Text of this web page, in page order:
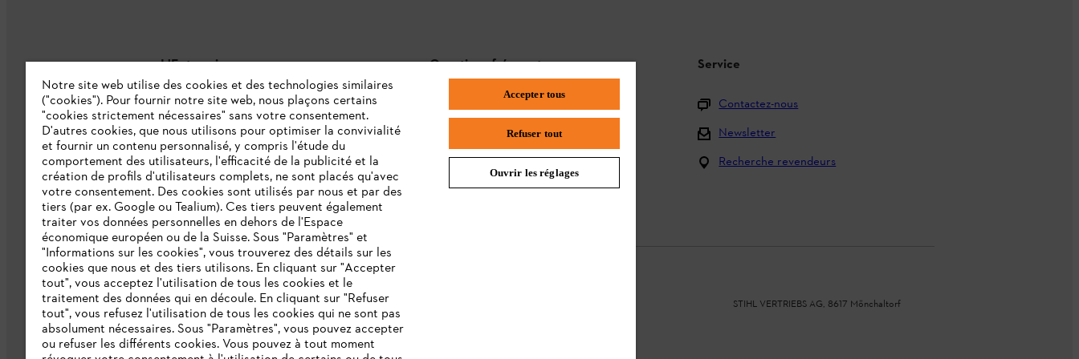
L'Entreprise
À propos de nous
Catalogue
Informations aux fournisseurs
Système d'alerte STIHL
Questions fréquentes
Batteries et Matériel Électrique
Notices d'emploi
Service
Contactez-nous
Newsletter
Recherche revendeurs
Politique de protection des données Mentions légales
STIHL VERTRIEBS AG, 8617 Mönchaltorf
Notre site web utilise des cookies et des technologies similaires
("cookies"). Pour fournir notre site web, nous plaçons certains
"cookies strictement nécessaires" sans votre consentement.
D'autres cookies, que nous utilisons pour optimiser la convivialité
et fournir un contenu personnalisé, y compris l'étude du
comportement des utilisateurs, l'efficacité de la publicité et la
création de profils d'utilisateurs complets, ne sont placés qu'avec
votre consentement. Des cookies sont utilisés par nous et par des
tiers (par ex. Google ou Tealium). Ces tiers peuvent également
traiter vos données personnelles en dehors de l'Espace
économique européen ou de la Suisse. Sous "Paramètres" et
"Informations sur les cookies", vous trouverez des détails sur les
cookies que nous et des tiers utilisons. En cliquant sur "Accepter
tout", vous acceptez l'utilisation de tous les cookies et le
traitement des données qui en découle. En cliquant sur "Refuser
tout", vous refusez l'utilisation de tous les cookies qui ne sont pas
absolument nécessaires. Sous "Paramètres", vous pouvez accepter
ou refuser les différents cookies. Vous pouvez à tout moment
Accepter tous
Refuser tout
Ouvrir les réglages